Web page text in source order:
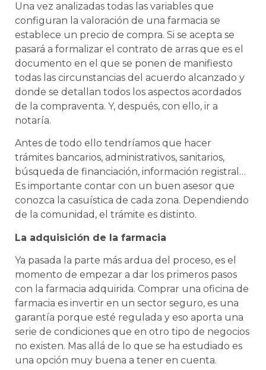
Una vez analizadas todas las variables que
configuran la valoración de una farmacia se
establece un precio de compra. Si se acepta se
pasará a formalizar el contrato de arras que es el
documento en el que se ponen de manifiesto
todas las circunstancias del acuerdo alcanzado y
donde se detallan todos los aspectos acordados
de la compraventa. Y, después, con ello, ir a
notaría.
Antes de todo ello tendríamos que hacer
trámites bancarios, administrativos, sanitarios,
búsqueda de financiación, información registral…
Es importante contar con un buen asesor que
conozca la casuística de cada zona. Dependiendo
de la comunidad, el trámite es distinto.
La adquisición de la farmacia
Ya pasada la parte más ardua del proceso, es el
momento de empezar a dar los primeros pasos
con la farmacia adquirida. Comprar una oficina de
farmacia es invertir en un sector seguro, es una
garantía porque esté regulada y eso aporta una
serie de condiciones que en otro tipo de negocios
no existen. Mas allá de lo que se ha estudiado es
una opción muy buena a tener en cuenta.